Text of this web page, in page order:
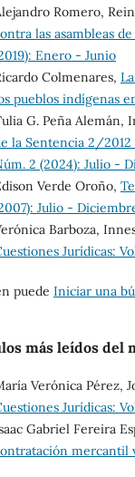
Romero,
las asambleas
Enero - Junio
Colmenares,
pueblos indígenas
G. Peña Alemán,
la Sentencia 2/2012
2 (2024): Julio -
Verde Oroño,
Julio -
Barboza,
Jurídicas:
puede Iniciar una
más leídos del
Verónica Pérez,
Jurídicas:
Gabriel Fereira
mercantil